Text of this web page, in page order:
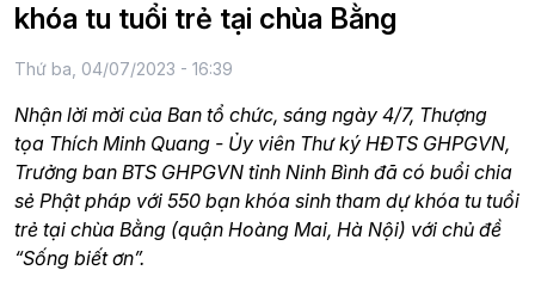
khóa tu tuổi trẻ tại chùa Bằng
Thứ ba, 04/07/2023 - 16:39
Nhận lời mời của Ban tổ chức, sáng ngày 4/7, Thượng
tọa Thích Minh Quang - Ủy viên Thư ký HĐTS GHPGVN,
Trưởng ban BTS GHPGVN tỉnh Ninh Bình đã có buổi chia
sẻ Phật pháp với 550 bạn khóa sinh tham dự khóa tu tuổi
trẻ tại chùa Bằng (quận Hoàng Mai, Hà Nội) với chủ đề
“Sống biết ơn”.